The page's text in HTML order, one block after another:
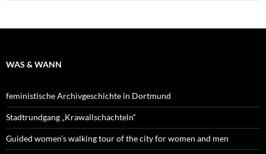
WAS & WANN
feministische Archivgeschichte in Dortmund
Stadtrundgang „Krawallschachteln“
Guided women’s walking tour of the city for women and men